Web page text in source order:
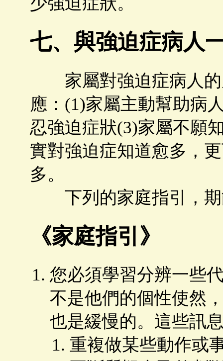
七、與強迫症病人
家屬對強迫症病人的
應：(1)家屬主動幫助病
忍強迫症狀(3)家屬不願
實對強迫症知道愈多，
多。
下列的家庭指引，期
《家庭指引》
您必須學習分辨一些
不是他們的個性使然
也是緩慢的。這些訊
重複做某些動作或